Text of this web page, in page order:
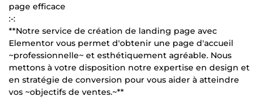
page efficace
:-:
**Notre service de création de landing page avec
Elementor vous permet d'obtenir une page d'accueil
~professionnelle~ et esthétiquement agréable. Nous
mettons à votre disposition notre expertise en design et
en stratégie de conversion pour vous aider à atteindre
vos ~objectifs de ventes.~**